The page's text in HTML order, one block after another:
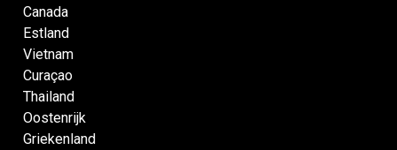
Canada
Estland
Vietnam
Curaçao
Thailand
Oostenrijk
Griekenland